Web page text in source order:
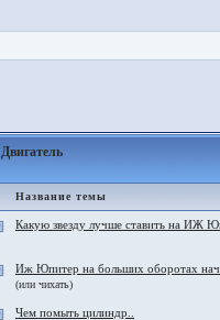
Двигатель
Название темы
Какую звезду лучше ставить на ИЖ
Иж Юпитер на больших оборотах
(или чихать)
Чем помыть цилиндр..